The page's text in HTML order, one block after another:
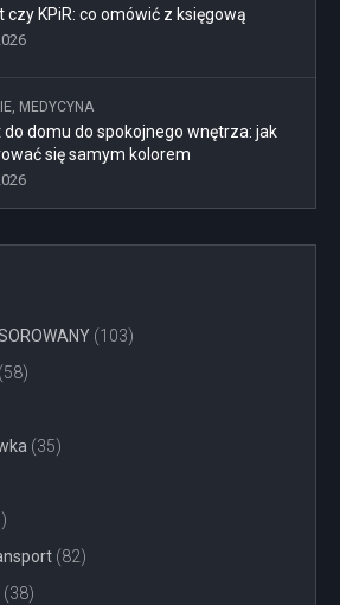
czy KPiR: co omówić z księgową
MEDYCYNA
do domu do spokojnego wnętrza: jak
się samym kolorem
(103)
(58)
(35)
(82)
(38)